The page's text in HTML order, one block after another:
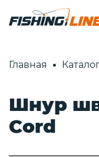
Главная
Шнур
Cord